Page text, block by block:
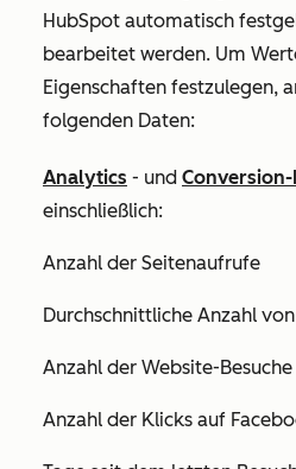
HubSpot automatisch
bearbeitet werden. Um
Eigenschaften festzulegen,
folgenden Daten:
Analytics - und
einschließlich:
Anzahl der Seitenaufrufe
Durchschnittliche Anzahl
Anzahl der Website-Besuche
Anzahl der Klicks auf